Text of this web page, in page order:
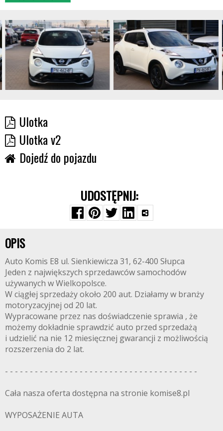
Ulotka
Ulotka v2
Dojedź do pojazdu
UDOSTĘPNIJ:
OPIS
Auto Komis E8 ul. Sienkiewicza 31, 62-400 Słupca
Jeden z największych sprzedawców samochodów
używanych w Wielkopolsce.
W ciągłej sprzedaży około 200 aut. Działamy w branży
motoryzacyjnej od 20 lat.
Wypracowane przez nas doświadczenie sprawia , że
możemy dokładnie sprawdzić auto przed sprzedażą
i udzielić na nie 12 miesięcznej gwarancji z możliwością
rozszerzenia do 2 lat.
- - - - - - - - - - - - - - - - - - - - - - - - - - - - - - - - - - - - - - -
Cała nasza oferta dostępna na stronie komise8.pl
WYPOSAŻENIE AUTA